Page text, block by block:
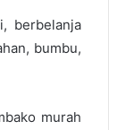
berbelanja
bumbu,
murah